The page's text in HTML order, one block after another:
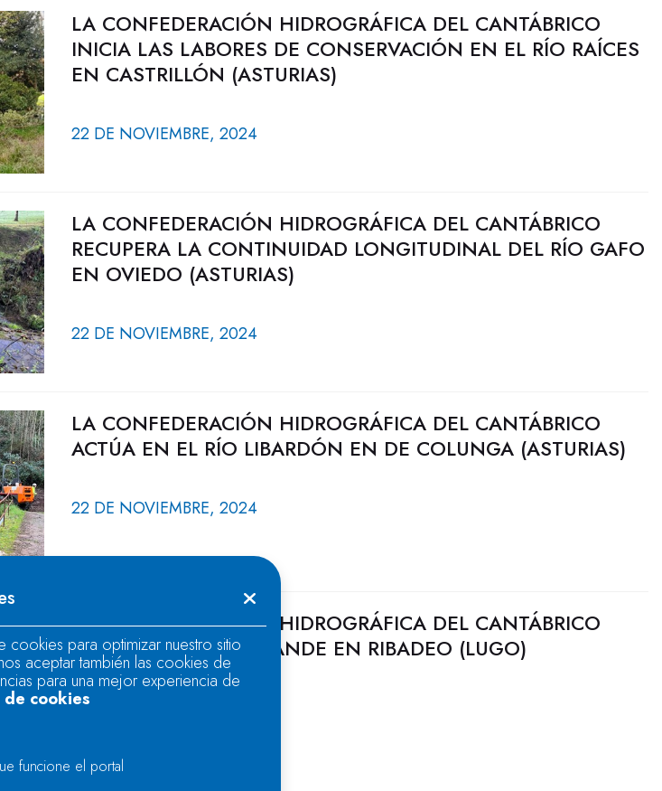
LA CONFEDERACIÓN HIDROGRÁFICA DEL CANTÁBRICO
INICIA LAS LABORES DE CONSERVACIÓN EN EL RÍO RAÍCES
EN CASTRILLÓN (ASTURIAS)
22 DE NOVIEMBRE, 2024
LA CONFEDERACIÓN HIDROGRÁFICA DEL CANTÁBRICO
RECUPERA LA CONTINUIDAD LONGITUDINAL DEL RÍO GAFO
EN OVIEDO (ASTURIAS)
22 DE NOVIEMBRE, 2024
LA CONFEDERACIÓN HIDROGRÁFICA DEL CANTÁBRICO
ACTÚA EN EL RÍO LIBARDÓN EN DE COLUNGA (ASTURIAS)
22 DE NOVIEMBRE, 2024
LA CONFEDERACIÓN HIDROGRÁFICA DEL CANTÁBRICO
ACTÚA EN EL RÍO GRANDE EN RIBADEO (LUGO)
21 DE NOVIEMBRE, 2024
cookies para optimizar nuestro sitio
aceptar también las cookies de
para una mejor experiencia de
de cookies
funcione el portal